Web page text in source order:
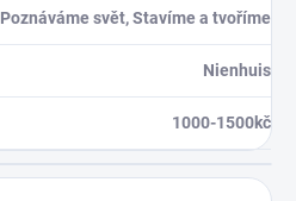
Poznáváme svět, Stavíme a tvoříme
Nienhuis
1000-1500kč